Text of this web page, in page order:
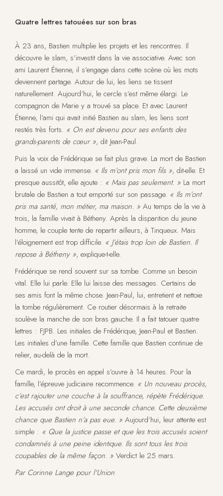
Quatre lettres tatouées sur son bras
À 23 ans, Bastien multiplie les projets et les rencontres. Il
découvre le slam, s’investit dans la vie associative. Avec son
ami Laurent Étienne, il s’engage dans cette scène où les mots
deviennent partage. Autour de lui, les liens se tissent
naturellement. Aujourd’hui, le cercle s’est même élargi. Le
compagnon de Marie y a trouvé sa place. Et avec Laurent
Étienne, l’ami qui avait initié Bastien au slam, les liens sont
restés très forts. « On est devenu pour ses enfants des
grands-parents de cœur », dit Jean-Paul.
Puis la voix de Frédérique se fait plus grave. La mort de Bastien
a laissé un vide immense. « Ils m’ont pris mon fils », dit-elle. Et
presque aussitôt, elle ajoute : « Mais pas seulement. » La mort
brutale de Bastien a tout emporté sur son passage. « Ils m’ont
pris ma santé, mon métier, ma maison. » Au temps de la vie à
trois, la famille vivait à Bétheny. Après la disparition du jeune
homme, le couple tente de repartir ailleurs, à Tinqueux. Mais
l’éloignement est trop difficile. « J’étais trop loin de Bastien. Il
repose à Bétheny », explique-t-elle.
Frédérique se rend souvent sur sa tombe. Comme un besoin
vital. Elle lui parle. Elle lui laisse des messages. Certains de
ses amis font la même chose. Jean-Paul, lui, entretient et nettoie
la tombe régulièrement. Ce routier désormais à la retraite
soulève la manche de son bras gauche. Il a fait tatouer quatre
lettres : FJPB. Les initiales de Frédérique, Jean-Paul et Bastien.
Les initiales d’une famille. Cette famille que Bastien continue de
relier, au-delà de la mort.
Ce mardi, le procès en appel s’ouvre à 14 heures. Pour la
famille, l’épreuve judiciaire recommence. « Un nouveau procès,
c’est rajouter une couche à la souffrance, répète Frédérique.
Les accusés ont droit à une seconde chance. Cette deuxième
chance que Bastien n’a pas eue. » Aujourd’hui, leur attente est
simple : « Que la justice passe et que les trois accusés soient
condamnés à une peine identique. Ils sont tous les trois
coupables de la même façon. » Verdict le 25 mars.
Par Corinne Lange pour l'Union